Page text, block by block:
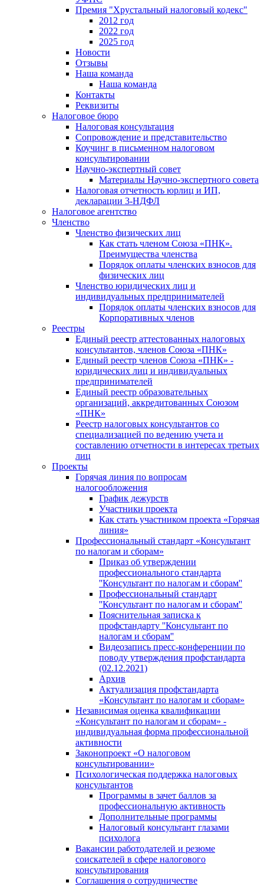
Премия "Хрустальный налоговый кодекс"
2012 год
2022 год
2025 год
Новости
Отзывы
Наша команда
Наша команда
Контакты
Реквизиты
Налоговое бюро
Налоговая консультация
Cопровождение и представительство
Коучинг в письменном налоговом
консультировании
Научно-экспертный совет
Материалы Научно-экспертного совета
Налоговая отчетность юрлиц и ИП,
декларации 3-НДФЛ
Налоговое агентство
Членство
Членство физических лиц
Как стать членом Союза «ПНК».
Преимущества членства
Порядок оплаты членских взносов для
физических лиц
Членство юридических лиц и
индивидуальных предпринимателей
Порядок оплаты членских взносов для
Корпоративных членов
Реестры
Единый реестр аттестованных налоговых
консультантов, членов Союза «ПНК»
Единый реестр членов Союза «ПНК» -
юридических лиц и индивидуальных
предпринимателей
Единый реестр образовательных
организаций, аккредитованных Союзом
«ПНК»
Реестр налоговых консультантов со
специализацией по ведению учета и
составлению отчетности в интересах третьих
лиц
Проекты
Горячая линия по вопросам
налогообложения
График дежурств
Участники проекта
Как стать участником проекта «Горячая
линия»
Профессиональный стандарт «Консультант
по налогам и сборам»
Приказ об утверждении
профессионального стандарта
''Консультант по налогам и сборам''
Профессиональный стандарт
''Консультант по налогам и сборам''
Пояснительная записка к
профстандарту ''Консультант по
налогам и сборам''
Видеозапись пресс-конференции по
поводу утверждения профстандарта
(02.12.2021)
Архив
Актуализация профстандарта
«Консультант по налогам и сборам»
Независимая оценка квалификации
«Консультант по налогам и сборам» -
индивидуальная форма профессиональной
активности
Законопроект «О налоговом
консультировании»
Психологическая поддержка налоговых
консультантов
Программы в зачет баллов за
профессиональную активность
Дополнительные программы
Налоговый консультант глазами
психолога
Вакансии работодателей и резюме
соискателей в сфере налогового
консультирования
Соглашения о сотрудничестве